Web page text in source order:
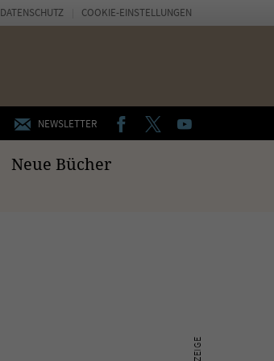
NEWSLETTER FACEBOOKTWITTERYOUTUBE
Neue Bücher
DATENSCHUTZ COOKIE-EINSTELLUNGEN